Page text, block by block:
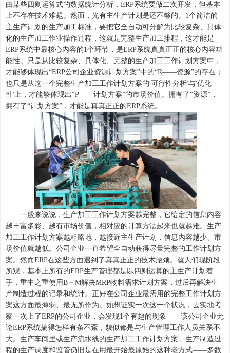
由某些四则运算式的数据统计分析，ERP系统要做二次开发，但基本
上不存在技术难题。然而，光有主生产计划是还不够的。1个简洁的
主生产计划的生产加工标准，要把它全自动可分解为比较复杂、具体
化的生产加工作业操作过程，这就是完整生产加工排程，这才能是
ERP系统中最核心内容的1个环节，是ERP系统真真正正的核心内容功
能性。只是从比较复杂、具体化、完整的生产加工工作计划方案中，
才能够体现出“ERP公司企业资源计划方案”中的“R——资源”的存在；
也只是从这一个完整生产加工工作计划方案的'可行性分析'与'优化
性'上，才能够体现出“P——计划方案”的市场价值。拥有了“资源”，
拥有了“计划方案”，才能是真真正正的ERP系统。
一般来说说，生产加工工作计划方案越完整，它给定的信息内容
越丰富多彩、越有市场价值，相对应的计算方法起来也就越难。生产
加工工作计划方案越粗略地，越接近主生产计划，信息内容越少、市
场价值就越低。公司企业一直希望全自动获得尽量完整的工作计划方
案。然而ERP在这些方面遇到了真真正正的技术瓶颈。就人们现阶段
所观，基本上所有的ERP生产管理都是以四则运算的主生产计划着
手，重中之重使用B－M解决MRP物料需求计划方案，过后再解决生
产制造过程的记录和统计。正好在公司企业最需用的完整工作计划方
案这方面最薄弱、最无所作为。如想证实一次这一个状况，去实地考
察一次上了ERP的公司企业，会发现1个有趣的现象——该公司企业无
论ERP系统搞得怎样有条不紊，貌似都是与生产管理工作人员关系不
大。生产车间里或生产流水线的生产加工工作计划方案、生产制造过
程的生产调度和监管仍旧是在用最开始最原始的这种老方式——多数